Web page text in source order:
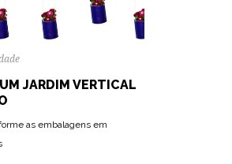
JARDIM VERTICAL
as embalagens em